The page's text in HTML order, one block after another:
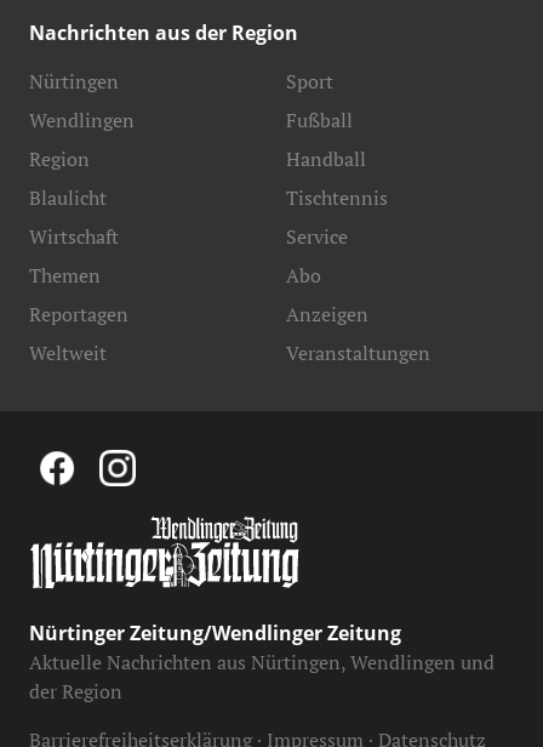
Nachrichten aus der Region
Nürtingen
Wendlingen
Region
Blaulicht
Sport
Fußball
Handball
Tischtennis
Wirtschaft
Themen
Reportagen
Weltweit
Service
Abo
Anzeigen
Veranstaltungen
Nürtinger Zeitung/Wendlinger Zeitung
Aktuelle Nachrichten aus Nürtingen, Wendlingen und
der Region
Barrierefreiheitserklärung Impressum Datenschutz